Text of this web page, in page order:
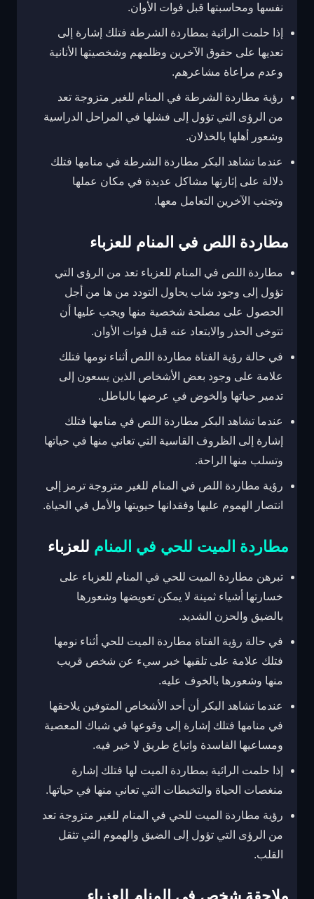
نفسها ومحاسبتها قبل فوات الأوان.
إذا حلمت الرائية بمطاردة الشرطة فتلك إشارة إلى
تعديها على حقوق الآخرين وظلمهم وشخصيتها الأنانية
وعدم مراعاة مشاعرهم.
رؤية مطاردة الشرطة في المنام للغير متزوجة تعد
من الرؤى التي تؤول إلى فشلها في المراحل الدراسية
وشعور أهلها بالخذلان.
عندما تشاهد البكر مطاردة الشرطة في منامها فتلك
دلالة على إثارتها مشاكل عديدة في مكان عملها
وتجنب الآخرين التعامل معها.
مطاردة اللص في المنام للعزباء
مطاردة اللص في المنام للعزباء تعد من الرؤى التي
تؤول إلى وجود شاب يحاول التودد من ها من أجل
الحصول على مصلحة شخصية منها ويجب عليها أن
تتوخى الحذر والابتعاد عنه قبل فوات الأوان.
في حالة رؤية الفتاة مطاردة اللص أثناء نومها فتلك
علامة على وجود بعض الأشخاص الذين يسعون إلى
تدمير حياتها والخوض في عرضها بالباطل.
عندما تشاهد البكر مطاردة اللص في منامها فتلك
إشارة إلى الظروف القاسية التي تعاني منها في حياتها
وتسلب منها الراحة.
رؤية مطاردة اللص في المنام للغير متزوجة ترمز إلى
انتصار الهموم عليها وفقدانها حيويتها والأمل في الحياة.
مطاردة الميت للحي في المنام للعزباء
تبرهن مطاردة الميت للحي في المنام للعزباء على
خسارتها أشياء ثمينة لا يمكن تعويضها وشعورها
بالضيق والحزن الشديد.
في حالة رؤية الفتاة مطاردة الميت للحي أثناء نومها
فتلك علامة على تلقيها خبر سيء عن شخص قريب
منها وشعورها بالخوف عليه.
عندما تشاهد البكر أن أحد الأشخاص المتوفين يلاحقها
في منامها فتلك إشارة إلى وقوعها في شباك المعصية
ومساعيها الفاسدة واتباع طريق لا خير فيه.
إذا حلمت الرائية بمطاردة الميت لها فتلك إشارة
منغصات الحياة والتخبطات التي تعاني منها في حياتها.
رؤية مطاردة الميت للحي في المنام للغير متزوجة تعد
من الرؤى التي تؤول إلى الضيق والهموم التي تثقل
القلب.